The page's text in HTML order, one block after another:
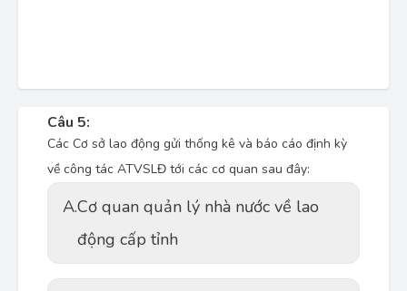
Câu 5:
Các Cơ sở lao động gửi thống kê và báo cáo định kỳ
về công tác ATVSLĐ tới các cơ quan sau đây:
A.Cơ quan quản lý nhà nước về lao
động cấp tỉnh